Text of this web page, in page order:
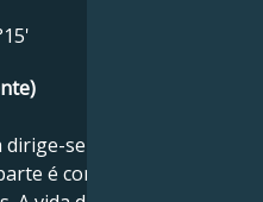
se para objectivos
é controlada por